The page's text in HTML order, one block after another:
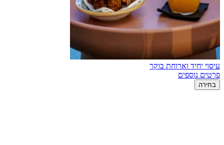
עיסוי יחיד וארוחת בוקר
פרטים נוספים
בחירה